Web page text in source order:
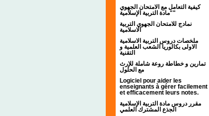
كيفية التعامل مع الامتحان الجهوي
"مادة التربية الإسلامية"
نمادج للامتحان الجهوي التربية
الاسلامية
ملخصات دروس التربية الاسلامية
الاولى بكالوريا الشعب العلمية و
التقنية
تمارين و خطاطة روعة شاملة للإرث
مع الحلول
Logiciel pour aider les
enseignants à gérer facilement
et efficacement leurs notes.
مقرر دروس مادة التربية الإسلامية
الجذع المشترك العلمي